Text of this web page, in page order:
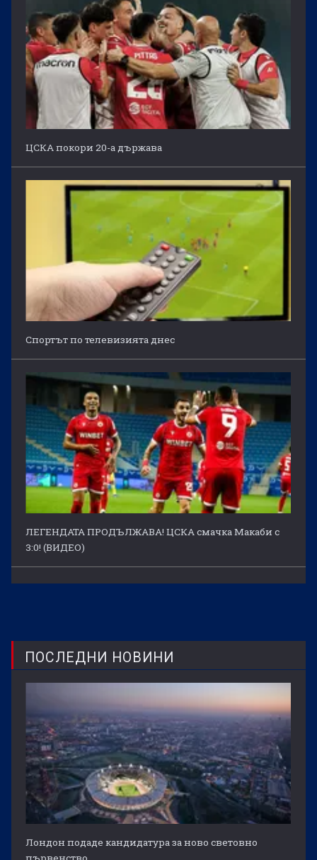
ЦСКА покори 20-а държава
Спортът по телевизията днес
ЛЕГЕНДАТА ПРОДЪЛЖАВА! ЦСКА смачка Макаби с
3:0! (ВИДЕО)
ПОСЛЕДНИ НОВИНИ
Лондон подаде кандидатура за ново световно